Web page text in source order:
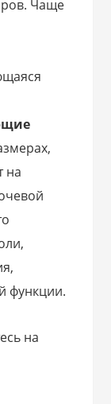
Чаще
на
функции.
на